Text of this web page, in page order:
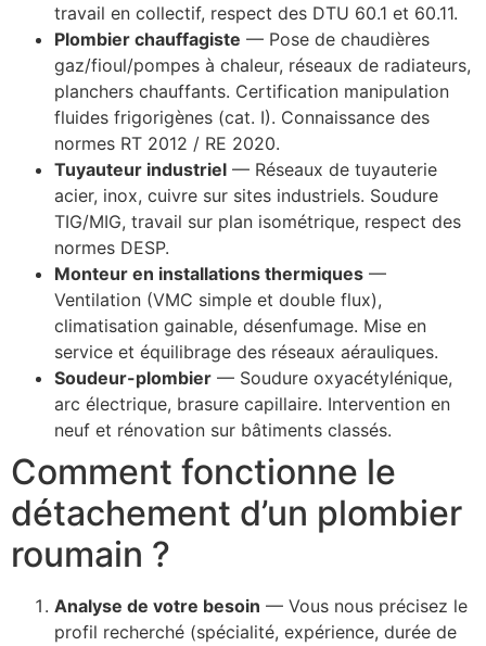
travail en collectif, respect des DTU 60.1 et 60.11.
Plombier chauffagiste — Pose de chaudières
gaz/fioul/pompes à chaleur, réseaux de radiateurs,
planchers chauffants. Certification manipulation
fluides frigorigènes (cat. I). Connaissance des
normes RT 2012 / RE 2020.
Tuyauteur industriel — Réseaux de tuyauterie
acier, inox, cuivre sur sites industriels. Soudure
TIG/MIG, travail sur plan isométrique, respect des
normes DESP.
Monteur en installations thermiques —
Ventilation (VMC simple et double flux),
climatisation gainable, désenfumage. Mise en
service et équilibrage des réseaux aérauliques.
Soudeur-plombier — Soudure oxyacétylénique,
arc électrique, brasure capillaire. Intervention en
neuf et rénovation sur bâtiments classés.
Comment fonctionne le
détachement d’un plombier
roumain ?
Analyse de votre besoin — Vous nous précisez le
profil recherché (spécialité, expérience, durée de